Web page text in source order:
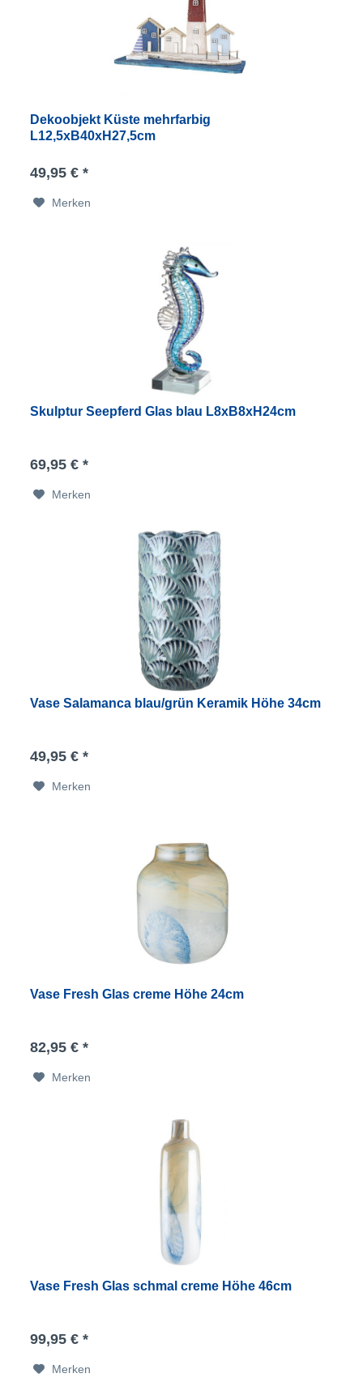
Dekoobjekt Küste mehrfarbig
L12,5xB40xH27,5cm
49,95 € *
Merken
Skulptur Seepferd Glas blau L8xB8xH24cm
69,95 € *
Merken
Vase Salamanca blau/grün Keramik Höhe 34cm
49,95 € *
Merken
Vase Fresh Glas creme Höhe 24cm
82,95 € *
Merken
Vase Fresh Glas schmal creme Höhe 46cm
99,95 € *
Merken